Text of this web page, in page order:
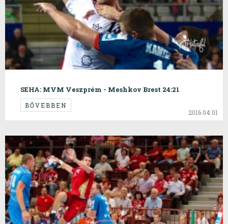
SEHA: MVM Veszprém - Meshkov Brest 24:21
BŐVEBBEN
2016.04.01